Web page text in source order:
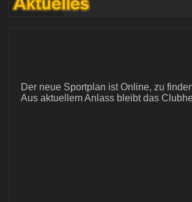
Der neue Sportplan ist Online, zu
Aus aktuellem Anlass bleibt das